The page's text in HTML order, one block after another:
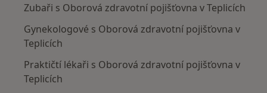
Zubaři s Oborová zdravotní pojišťovna v Teplicích
Gynekologové s Oborová zdravotní pojišťovna v
Teplicích
Praktičtí lékaři s Oborová zdravotní pojišťovna v
Teplicích